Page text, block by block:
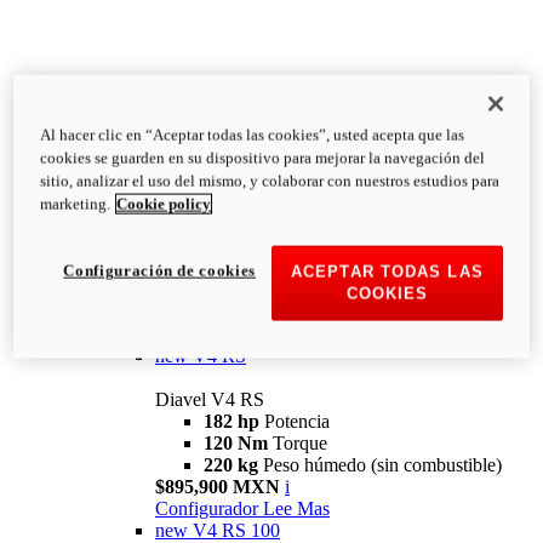
Diavel
V4
Diavel V4
126 NmTorque
223 kg
PESO HÚMEDO SIN
new V4 RS
Diavel V4 RS
182 hp Potencia
120 Nm Torque
220 kg Peso húmedo (sin combustible)
$895,900 MXN i
Configurador Lee Mas
new V4 RS 100
Al hacer clic en “Aceptar todas las cookies”, usted acepta que las
cookies se guarden en su dispositivo para mejorar la navegación del
sitio, analizar el uso del mismo, y colaborar con nuestros estudios para
marketing. Cookie policy
ACEPTAR TODAS LAS
COOKIES
Configuración de cookies